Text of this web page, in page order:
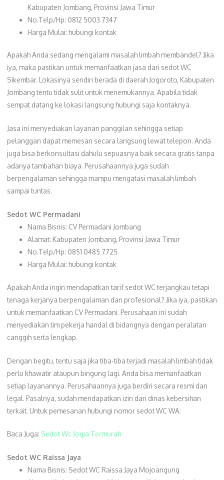
Kabupaten Jombang, Provinsi Jawa Timur
No.Telp/Hp: 0812 5003 7347
Harga Mulai: hubungi kontak
Apakah Anda sedang mengalami masalah limbah membandel? Jika
iya, maka pastikan untuk memanfaatkan jasa dari sedot WC
Sikembar. Lokasinya sendiri berada di daerah Jogoroto, Kabupaten
Jombang tentu tidak sulit untuk menemukannya. Apabila tidak
sempat datang ke lokasi langsung hubungi saja kontaknya.
Jasa ini menyediakan layanan panggilan sehingga setiap
pelanggan dapat memesan secara langsung lewat telepon. Anda
juga bisa berkonsultasi dahulu sepuasnya baik secara gratis tanpa
adanya tambahan biaya. Perusahaannya juga sudah
berpengalaman sehingga mampu mengatasi masalah limbah
sampai tuntas.
Sedot WC Permadani
Nama Bisnis: CV Permadani Jombang
Alamat: Kabupaten Jombang, Provinsi Jawa Timur
No.Telp/Hp: 0851 0485 7725
Harga Mulai: hubungi kontak
Apakah Anda ingin mendapatkan tarif sedot WC terjangkau tetapi
tenaga kerjanya berpengalaman dan profesional? Jika iya, pastikan
untuk memanfaatkan CV Permadani. Perusahaan ini sudah
menyediakan tim pekerja handal di bidangnya dengan peralatan
canggih serta lengkap.
Dengan begitu, tentu saja jika tiba-tiba terjadi masalah limbah tidak
perlu khawatir ataupun bingung lagi. Anda bisa memanfaatkan
setiap layanannya. Perusahaannya juga berdiri secara resmi dan
legal. Pasalnya, sudah mendapatkan izin dari dinas kebersihan
terkait. Untuk pemesanan hubungi nomor sedot WC WA.
Baca Juga: Sedot Wc Jogja Termurah
Sedot WC Raissa Jaya
Nama Bisnis: Sedot WC Raissa Jaya Mojoangung